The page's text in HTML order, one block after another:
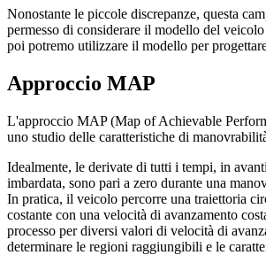
Nonostante le piccole discrepanze, questa
permesso di considerare il modello del
poi potremo utilizzare il modello per
Approccio MAP
L'approccio MAP (Map of Achievable
uno studio delle caratteristiche di
Idealmente, le derivate di tutti i tempi, in
imbardata, sono pari a zero durante una
In pratica, il veicolo percorre una traiettoria
costante con una velocità di avanzamento
processo per diversi valori di velocità di
determinare le regioni raggiungibili e le